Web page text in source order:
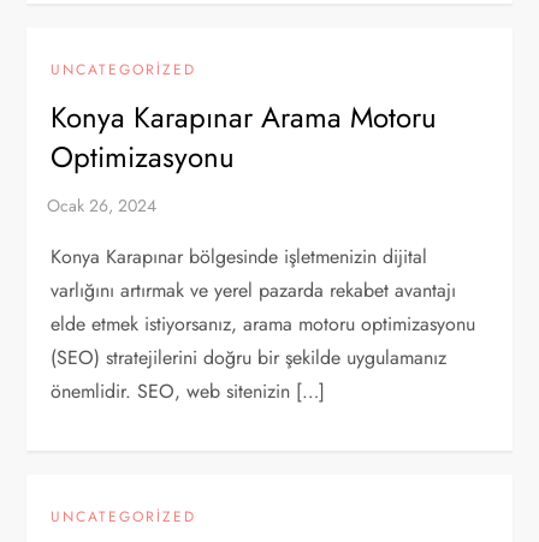
UNCATEGORIZED
Konya Karapınar Arama Motoru
Optimizasyonu
Konya Karapınar bölgesinde işletmenizin dijital
varlığını artırmak ve yerel pazarda rekabet avantajı
elde etmek istiyorsanız, arama motoru optimizasyonu
(SEO) stratejilerini doğru bir şekilde uygulamanız
önemlidir. SEO, web sitenizin […]
UNCATEGORIZED